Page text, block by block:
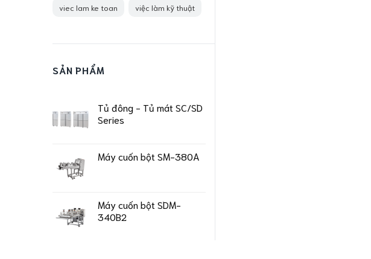
viec lam ke toan việc làm kỹ thuật
SẢN PHẨM
Tủ đông - Tủ mát SC/SD
Series
Máy cuốn bột SM-380A
Máy cuốn bột SDM-
340B2